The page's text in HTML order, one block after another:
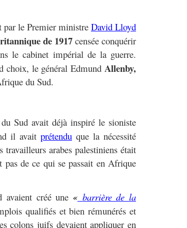
par le Premier ministre David Lloyd
de 1917 censée conquérir
le cabinet impérial de la guerre.
choix, le général Edmund Allenby,
du Sud.
Sud avait déjà inspiré le sioniste
il avait prétendu que la nécessité
arabes palestiniens était
de ce qui se passait en Afrique
avaient créé une « barrière de la
qualifiés et bien rémunérés et
colons juifs devaient appliquer en